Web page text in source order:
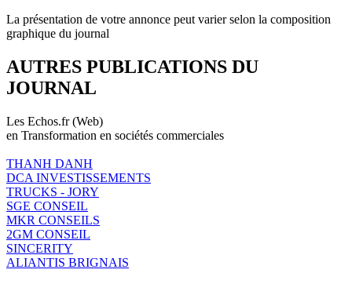
La présentation de votre annonce peut varier selon la composition
graphique du journal
AUTRES PUBLICATIONS DU
JOURNAL
Les Echos.fr (Web)
en Transformation en sociétés commerciales
THANH DANH
DCA INVESTISSEMENTS
TRUCKS - JORY
SGE CONSEIL
MKR CONSEILS
2GM CONSEIL
SINCERITY
ALIANTIS BRIGNAIS